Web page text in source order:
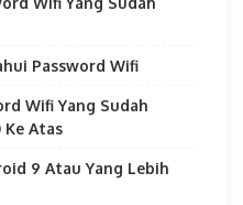
Password Wifi
Wifi Yang Sudah
Atas
9 Atau Yang Lebih